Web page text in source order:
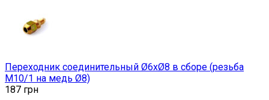
Переходник соединительный Ø6хØ8 в сборе (резьба
М10/1 на медь Ø8)
187 грн